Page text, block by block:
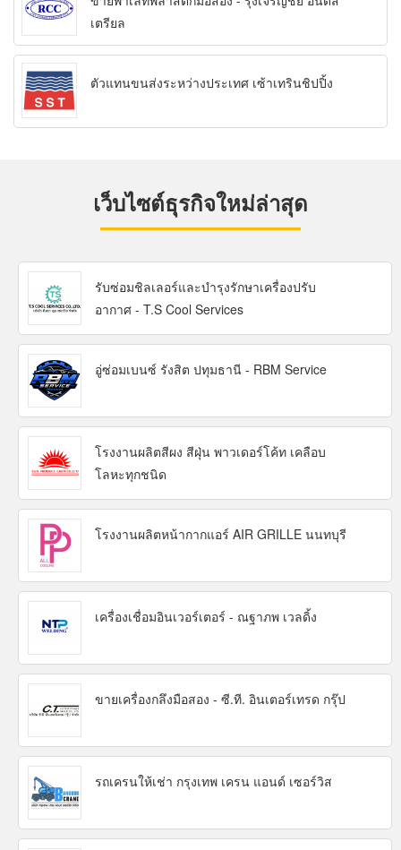
เตรียล
ตัวแทนขนส่งระหว่างประเทศ เซ้าเทรินชิปปิ้ง
เว็บไซต์ธุรกิจใหม่ล่าสุด
รับซ่อมชิลเลอร์และบำรุงรักษาเครื่องปรับ
อากาศ - T.S Cool Services
อู่ซ่อมเบนซ์ รังสิต ปทุมธานี - RBM Service
โรงงานผลิตสีผง สีฝุ่น พาวเดอร์โค้ท เคลือบ
โลหะทุกชนิด
โรงงานผลิตหน้ากากแอร์ AIR GRILLE นนทบุรี
เครื่องเชื่อมอินเวอร์เตอร์ - ณฐาภพ เวลดิ้ง
ขายเครื่องกลึงมือสอง - ซี.ที. อินเตอร์เทรด กรุ๊ป
รถเครนให้เช่า กรุงเทพ เครน แอนด์ เซอร์วิส